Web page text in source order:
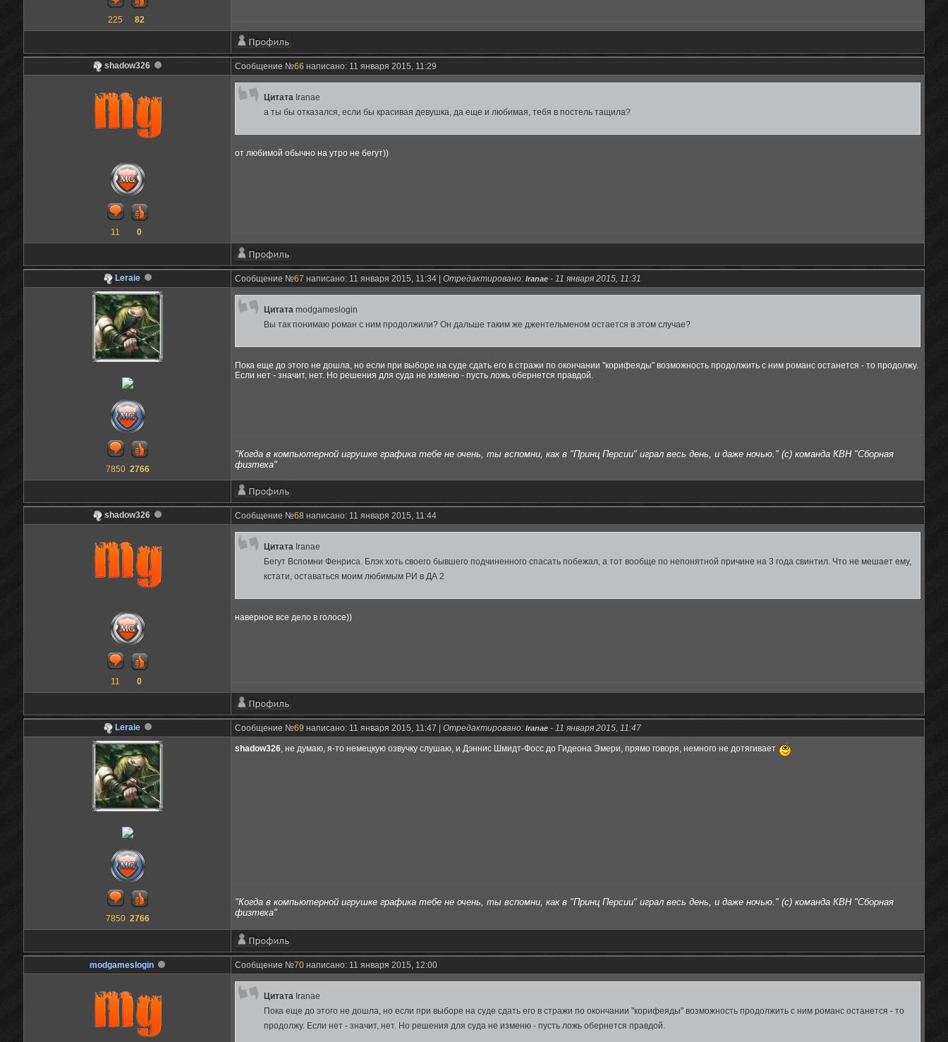
225 82
shadow326 Сообщение №66 написано: 11 января 2015, 11:29
11 0
Цитата Iranae
а ты бы отказался, если бы красивая девушка, да еще и любимая, тебя в постель тащила?
от любимой обычно на утро не бегут))
Leraie Сообщение №67 написано: 11 января 2015, 11:34 | Отредактировано: Iranae - 11 января 2015, 11:31
7850 2766
Цитата modgameslogin
Вы так понимаю роман с ним продолжили? Он дальше таким же джентельменом остается в этом случае?
Пока еще до этого не дошла, но если при выборе на суде сдать его в стражи по окончании "корифеяды" возможность продолжить с ним романс останется - то продолжу.
Если нет - значит, нет. Но решения для суда не изменю - пусть ложь обернется правдой.
"Когда в компьютерной игрушке графика тебе не очень, ты вспомни, как в "Принц Персии" играл весь день, и даже ночью." (с) команда КВН "Сборная
физтеха"
shadow326 Сообщение №68 написано: 11 января 2015, 11:44
11 0
Цитата Iranae
Бегут Вспомни Фенриса. Блэк хоть своего бывшего подчиненного спасать побежал, а тот вообще по непонятной причине на 3 года свинтил. Что не мешает ему,
кстати, оставаться моим любимым РИ в ДА 2
наверное все дело в голосе))
Leraie Сообщение №69 написано: 11 января 2015, 11:47 | Отредактировано: Iranae - 11 января 2015, 11:47
7850 2766
shadow326, не думаю, я-то немецкую озвучку слушаю, и Дэннис Шмидт-Фосс до Гидеона Эмери, прямо говоря, немного не дотягивает
"Когда в компьютерной игрушке графика тебе не очень, ты вспомни, как в "Принц Персии" играл весь день, и даже ночью." (с) команда КВН "Сборная
физтеха"
modgameslogin Сообщение №70 написано: 11 января 2015, 12:00
Цитата Iranae
Пока еще до этого не дошла, но если при выборе на суде сдать его в стражи по окончании "корифеяды" возможность продолжить с ним романс останется - то
продолжу. Если нет - значит, нет. Но решения для суда не изменю - пусть ложь обернется правдой.